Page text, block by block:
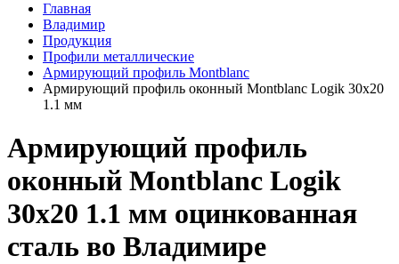
Главная
Владимир
Продукция
Профили металлические
Армирующий профиль Montblanc
Армирующий профиль оконный Montblanc Logik 30х20
1.1 мм
Армирующий профиль
оконный Montblanc Logik
30х20 1.1 мм оцинкованная
сталь во Владимире